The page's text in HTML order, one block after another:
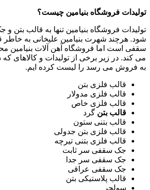
تولیدات فروشگاه بنیامین چیست؟
تولیدات فروشگاه بنیامین تنها به قالب بتن
شود. هرچند شهرت بنیامین علیخانی به خاطر
سقفی است اما فروشگاه آهن آلات بنیامین
می کند. در زیر برخی از تولیدات و کالاهای که
به فروش می رسد را لیست کرده ایم.
قالب فلزی بتن
قالب فلزی مدولار
قالب فلزی خاص
قالب بتنگرد
قالب بتنی ستون
قالب فلزی بتن جدولی
قالب فلزی بتنی تیرچه
جک سقفی سر ثابت
جک سقفی سر جدا
جک سقفی عراقی
قالب پلاستیکی بتن
سولجر